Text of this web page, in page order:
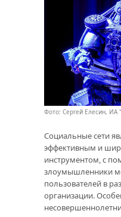
Фото: Сергей Елесин, ИА
Социальные сети
эффективным и
инструментом, с
злоумышленники
пользователей в
организации.